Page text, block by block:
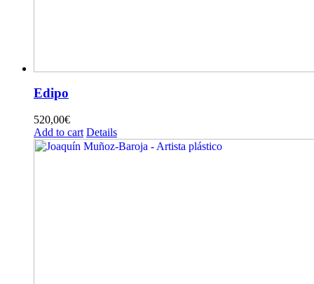
Edipo
520,00€
Add to cart Details